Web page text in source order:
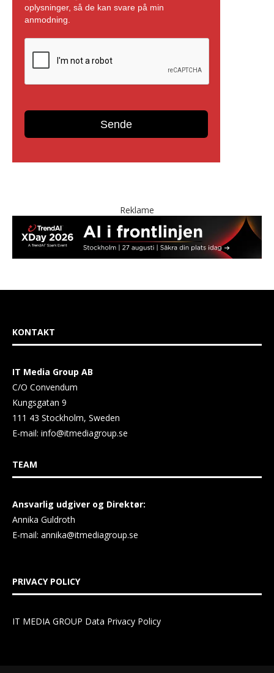
Reklame
KONTAKT
IT Media Group AB
C/O Convendum
Kungsgatan 9
111 43 Stockholm, Sweden
E-mail: info@itmediagroup.se
TEAM
Ansvarlig udgiver og Direktør:
Annika Guldroth
E-mail: annika@itmediagroup.se
PRIVACY POLICY
IT MEDIA GROUP Data Privacy Policy